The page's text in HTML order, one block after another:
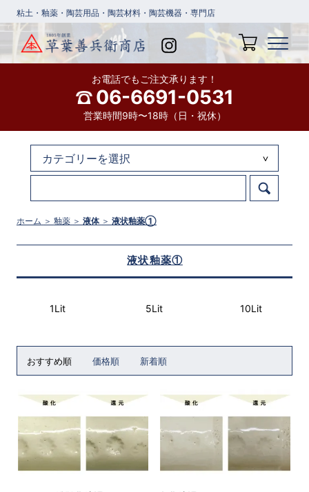
粘土・釉薬・陶芸用品・陶芸材料・陶芸機器・専門店
お電話でもご注文承ります！
06-6691-0531
営業時間9時〜18時（日・祝休）
ホーム ＞ 釉薬 ＞ 液体 ＞ 液状釉薬①
液状釉薬①
1Lit 5Lit 10Lit
おすすめ順 価格順 新着順